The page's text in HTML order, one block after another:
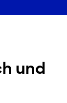
und